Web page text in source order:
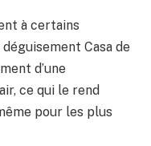
à certains
Casa de
d’une
ce qui le rend
pour les plus